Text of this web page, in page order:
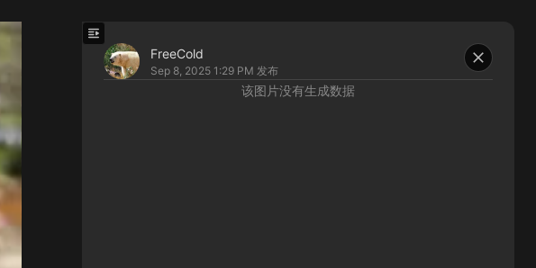
FreeCold
Sep 8, 2025 1:29 PM 发布
该图片没有生成数据